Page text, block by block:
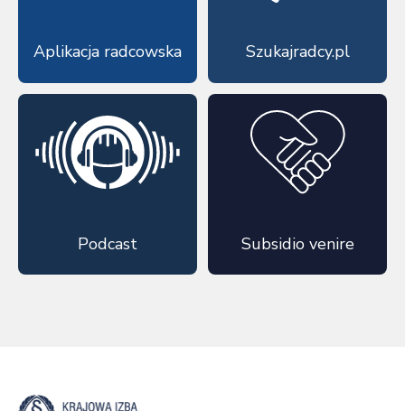
Aplikacja radcowska Szukajradcy.pl
Podcast Subsidio venire